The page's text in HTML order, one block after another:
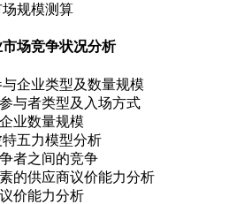
规模测算
场竞争状况分析
企业类型及数量规模
与者类型及入场方式
业数量规模
五力模型分析
者之间的竞争
的供应商议价能力分析
价能力分析